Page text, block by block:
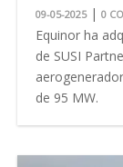
09-05-2025|0
Equinor ha
de SUSI
de 95 MW.